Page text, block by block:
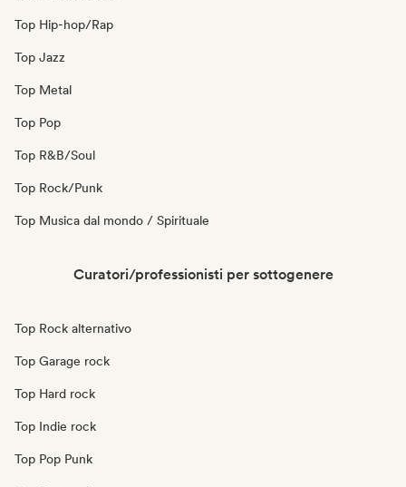
Top Hip-hop/Rap
Top Jazz
Top Metal
Top Pop
Top R&B/Soul
Top Rock/Punk
Top Musica dal mondo / Spirituale
Curatori/professionisti per sottogenere
Top Rock alternativo
Top Garage rock
Top Hard rock
Top Indie rock
Top Pop Punk